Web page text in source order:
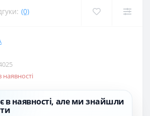
(0)
в наявності, але ми знайшли